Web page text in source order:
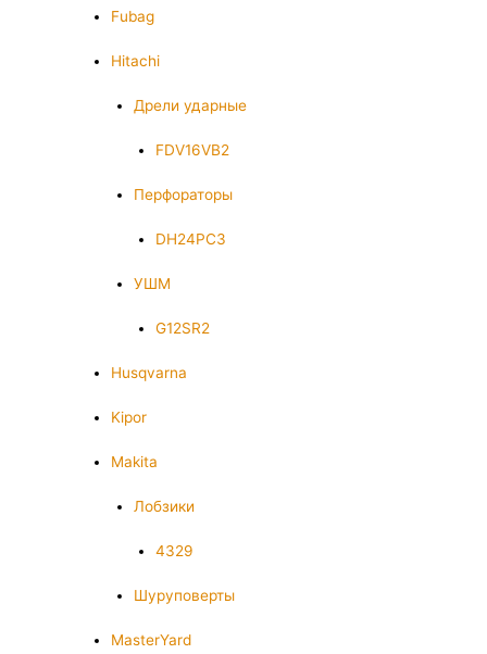
Fubag
Hitachi
Дрели ударные
FDV16VB2
Перфораторы
DH24PC3
УШМ
G12SR2
Husqvarna
Kipor
Makita
Лобзики
4329
Шуруповерты
MasterYard